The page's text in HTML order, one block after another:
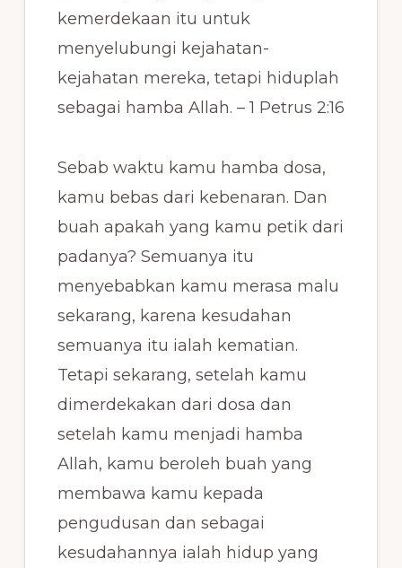
kemerdekaan itu untuk
menyelubungi kejahatan-
kejahatan mereka, tetapi hiduplah
sebagai hamba Allah. – 1 Petrus 2:16
Sebab waktu kamu hamba dosa,
kamu bebas dari kebenaran. Dan
buah apakah yang kamu petik dari
padanya? Semuanya itu
menyebabkan kamu merasa malu
sekarang, karena kesudahan
semuanya itu ialah kematian.
Tetapi sekarang, setelah kamu
dimerdekakan dari dosa dan
setelah kamu menjadi hamba
Allah, kamu beroleh buah yang
membawa kamu kepada
pengudusan dan sebagai
kesudahannya ialah hidup yang